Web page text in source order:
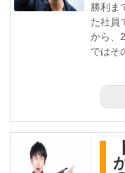
勝利ま
た社員
から、
ではそ